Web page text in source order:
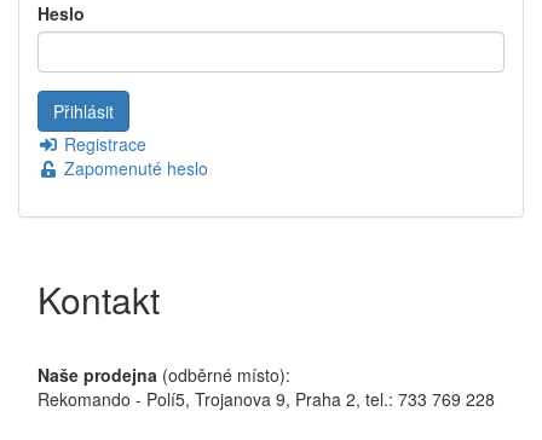
Heslo
Registrace
Zapomenuté heslo
Kontakt
Naše prodejna (odběrné místo):
Rekomando - Polí5, Trojanova 9, Praha 2, tel.: 733 769 228